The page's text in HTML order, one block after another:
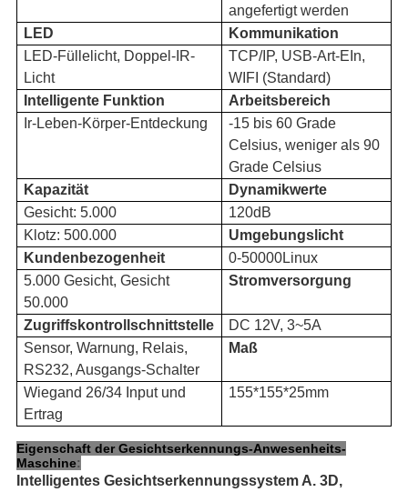
angefertigt werden
LED
Kommunikation
LED-Füllelicht, Doppel-IR-
Licht
TCP/IP, USB-Art-EIn,
WIFI (Standard)
Intelligente Funktion
Arbeitsbereich
Ir-Leben-Körper-Entdeckung
-15 bis 60 Grade
Celsius, weniger als 90
Grade Celsius
Kapazität
Dynamikwerte
Gesicht: 5.000
120dB
Klotz: 500.000
Umgebungslicht
Kundenbezogenheit
0-50000Linux
5.000 Gesicht, Gesicht
50.000
Stromversorgung
Zugriffskontrollschnittstelle
DC 12V, 3~5A
Sensor, Warnung, Relais,
RS232, Ausgangs-Schalter
Maß
Wiegand 26/34 Input und
Ertrag
155*155*25mm
Eigenschaft der Gesichtserkennungs-Anwesenheits-
Maschine:
Intelligentes Gesichtserkennungssystem A. 3D,